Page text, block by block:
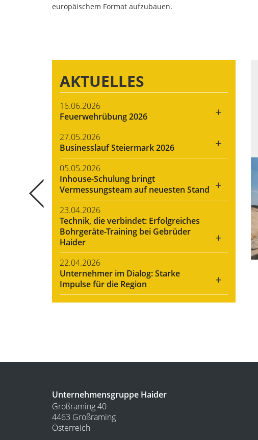
europäischem Format aufzubauen.
AKTUELLES
16.06.2026
Feuerwehrübung 2026
+
27.05.2026
Businesslauf Steiermark 2026
+
05.05.2026
Inhouse-Schulung bringt
Vermessungsteam auf neuesten Stand +
23.04.2026
Technik, die verbindet: Erfolgreiches
Bohrgeräte-Training bei Gebrüder
Haider
+
22.04.2026
Unternehmer im Dialog: Starke
Impulse für die Region
+
Unternehmensgruppe Haider
Großraming 40
4463 Großraming
Österreich